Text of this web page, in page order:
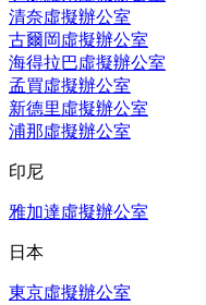
清奈虛擬辦公室
古爾岡虛擬辦公室
海得拉巴虛擬辦公室
孟買虛擬辦公室
新德里虛擬辦公室
浦那虛擬辦公室
印尼
雅加達虛擬辦公室
日本
東京虛擬辦公室